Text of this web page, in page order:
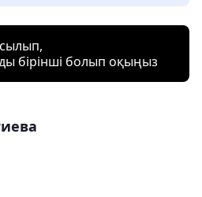
бірінші болып оқыңыз